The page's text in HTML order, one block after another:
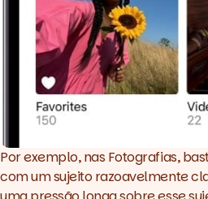
Por exemplo, nas Fotografias,
com um sujeito razoavelmente